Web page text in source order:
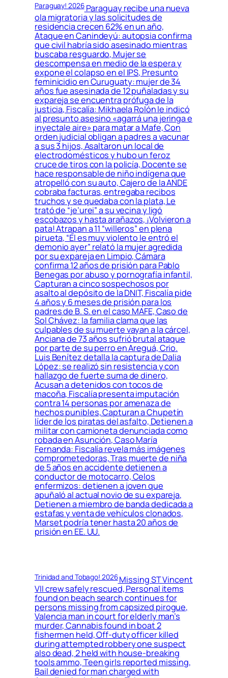
Paraguay! 2026Paraguay recibe una nueva
ola migratoria y las solicitudes de
residencia crecen 62% en un año,
Ataque en Canindeyú: autopsia confirma
que civil habría sido asesinado mientras
buscaba resguardo, Mujer se
descompensa en medio de la espera y
expone el colapso en el IPS, Presunto
feminicidio en Curuguaty: mujer de 34
años fue asesinada de 12 puñaladas y su
expareja se encuentra prófuga de la
justicia, Fiscalía: Mikhaela Rolón le indicó
al presunto asesino «agarrá una jeringa e
inyectale aire» para matar a Mafe, Con
orden judicial obligan a padres a vacunar
a sus 3 hijos, Asaltaron un local de
electrodomésticos y hubo un feroz
cruce de tiros con la policía, Docente se
hace responsable de niño indígena que
atropelló con su auto, Cajero de la ANDE
cobraba facturas, entregaba recibos
truchos y se quedaba con la plata, Le
trató de “je’urei” a su vecina y ligó
escobazos y hasta arañazos, ¡Volvieron a
pata! Atrapan a 11 “willeros” en plena
pirueta, “Él es muy violento le entró el
demonio ayer” relató la mujer agredida
por su expareja en Limpio, Cámara
confirma 12 años de prisión para Pablo
Benegas por abuso y pornografía infantil,
Capturan a cinco sospechosos por
asalto al depósito de la DNIT, Fiscalía pide
4 años y 6 meses de prisión para los
padres de B. S. en el caso MAFE, Caso de
Sol Chávez: la familia clama que las
culpables de su muerte vayan a la cárcel,
Anciana de 73 años sufrió brutal ataque
por parte de su perro en Areguá, Crio.
Luis Benítez detalla la captura de Dalia
López: se realizó sin resistencia y con
hallazgo de fuerte suma de dinero,
Acusan a detenidos con tocos de
macoña, Fiscalía presenta imputación
contra 14 personas por amenaza de
hechos punibles, Capturan a Chupetín
líder de los piratas del asfalto, Detienen a
militar con camioneta denunciada como
robada en Asunción, Caso María
Fernanda: Fiscalía revela más imágenes
comprometedoras, Tras muerte de niña
de 5 años en accidente detienen a
conductor de motocarro, Celos
enfermizos: detienen a joven que
apuñaló al actual novio de su expareja,
Detienen a miembro de banda dedicada a
estafas y venta de vehículos clonados,
Marset podría tener hasta 20 años de
prisión en EE. UU.
Trinidad and Tobago! 2026Missing ST Vincent
VII crew safely rescued, Personal items
found on beach search continues for
persons missing from capsized pirogue,
Valencia man in court for elderly man’s
murder, Cannabis found in boat 2
fishermen held, Off-duty officer killed
during attempted robbery one suspect
also dead, 2 held with house-breaking
tools ammo, Teen girls reported missing,
Bail denied for man charged with